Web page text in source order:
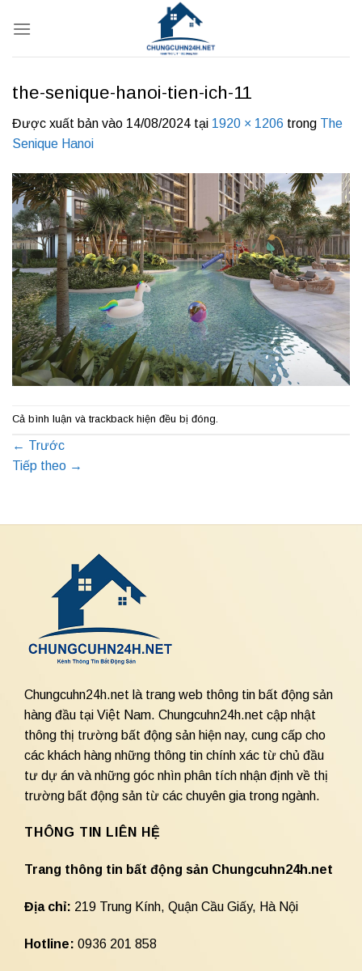
qua
the-senique-hanoi-tien-ich-11
Được xuất bản vào 14/08/2024 tại 1920 × 1206 trong The
Senique Hanoi
Cả bình luận và trackback hiện đều bị đóng.
← Trước
Tiếp theo →
Chungcuhn24h.net là trang web thông tin bất động sản
hàng đầu tại Việt Nam. Chungcuhn24h.net cập nhật
thông thị trường bất động sản hiện nay, cung cấp cho
các khách hàng những thông tin chính xác từ chủ đầu
tư dự án và những góc nhìn phân tích nhận định về thị
trường bất động sản từ các chuyên gia trong ngành.
THÔNG TIN LIÊN HỆ
Trang thông tin bất động sản Chungcuhn24h.net
Địa chỉ: 219 Trung Kính, Quận Cầu Giấy, Hà Nội
Hotline: 0936 201 858